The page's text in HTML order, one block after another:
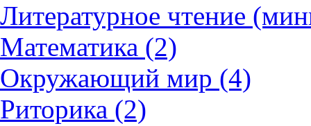
Литературное чтение
Математика (2)
Окружающий мир (4)
Риторика (2)